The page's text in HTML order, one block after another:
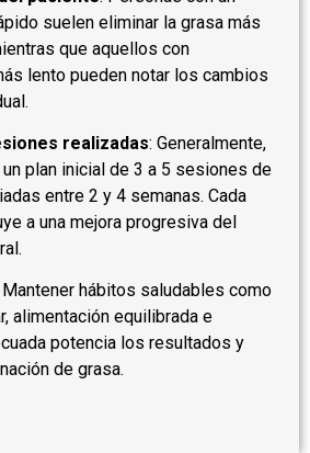
suelen eliminar la grasa más
que aquellos con
lento pueden notar los cambios
realizadas: Generalmente,
plan inicial de 3 a 5 sesiones de
entre 2 y 4 semanas. Cada
a una mejora progresiva del
Mantener hábitos saludables como
alimentación equilibrada e
potencia los resultados y
de grasa.